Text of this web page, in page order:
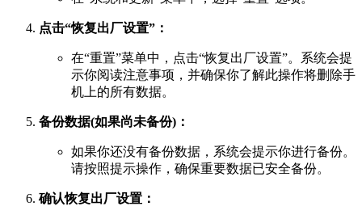
点击“恢复出厂设置”：
在“重置”菜单中，点击“恢复出厂设置”。系统会提
示你阅读注意事项，并确保你了解此操作将删除手
机上的所有数据。
备份数据(如果尚未备份)：
如果你还没有备份数据，系统会提示你进行备份。
请按照提示操作，确保重要数据已安全备份。
确认恢复出厂设置：